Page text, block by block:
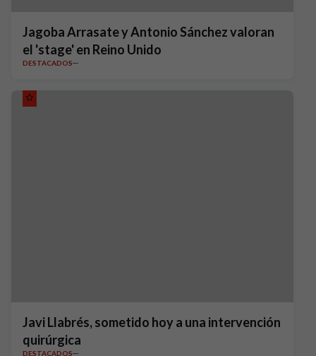
Jagoba Arrasate y Antonio Sánchez valoran
el 'stage' en Reino Unido
DESTACADOS
Javi Llabrés, sometido hoy a una intervención
quirúrgica
DESTACADOS